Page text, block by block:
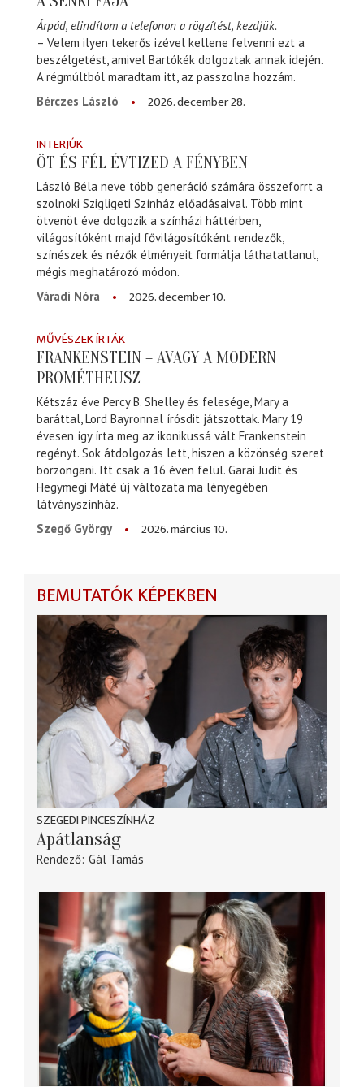
Árpád, elindítom a telefonon a rögzítést, kezdjük.
– Velem ilyen tekerős izével kellene felvenni ezt a
beszélgetést, amivel Bartókék dolgoztak annak idején.
A régmúltból maradtam itt, az passzolna hozzám.
Bérczes László
2026. december 28.
INTERJÚK
ÖT ÉS FÉL ÉVTIZED A FÉNYBEN
László Béla neve több generáció számára összeforrt a
szolnoki Szigligeti Színház előadásaival. Több mint
ötvenöt éve dolgozik a színházi háttérben,
világosítóként majd fővilágosítóként rendezők,
színészek és nézők élményeit formálja láthatatlanul,
mégis meghatározó módon.
Váradi Nóra
2026. december 10.
MŰVÉSZEK ÍRTÁK
FRANKENSTEIN – AVAGY A MODERN
PROMÉTHEUSZ
Kétszáz éve Percy B. Shelley és felesége, Mary a
baráttal, Lord Bayronnal írósdit játszottak. Mary 19
évesen így írta meg az ikonikussá vált Frankenstein
regényt. Sok átdolgozás lett, hiszen a közönség szeret
borzongani. Itt csak a 16 éven felül. Garai Judit és
Hegymegi Máté új változata ma lényegében
látványszínház.
Szegő György
2026. március 10.
BEMUTATÓK KÉPEKBEN
SZEGEDI PINCESZÍNHÁZ
Apátlanság
Rendező Gál Tamás